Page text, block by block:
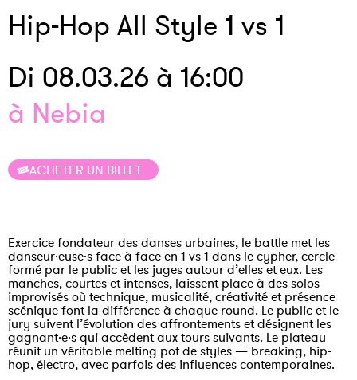
Hip-Hop All Style 1 vs 1
Di 08.03.26 à 16:00
à Nebia
ACHETER UN BILLET
Exercice fondateur des danses urbaines, le battle met les
danseur·euse·s face à face en 1 vs 1 dans le cypher, cercle
formé par le public et les juges autour d’elles et eux. Les
manches, courtes et intenses, laissent place à des solos
improvisés où technique, musicalité, créativité et présence
scénique font la différence à chaque round. Le public et le
jury suivent l’évolution des affrontements et désignent les
gagnant·e·s qui accèdent aux tours suivants. Le plateau
réunit un véritable melting pot de styles — breaking, hip-
hop, électro, avec parfois des influences contemporaines.